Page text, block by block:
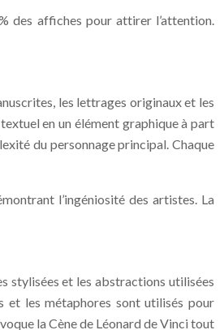
des affiches pour attirer l’attention.
les lettrages originaux et les
en un élément graphique à part
du personnage principal. Chaque
l’ingéniosité des artistes. La
stylisées et les abstractions utilisées
et les métaphores sont utilisés pour
la Cène de Léonard de Vinci tout